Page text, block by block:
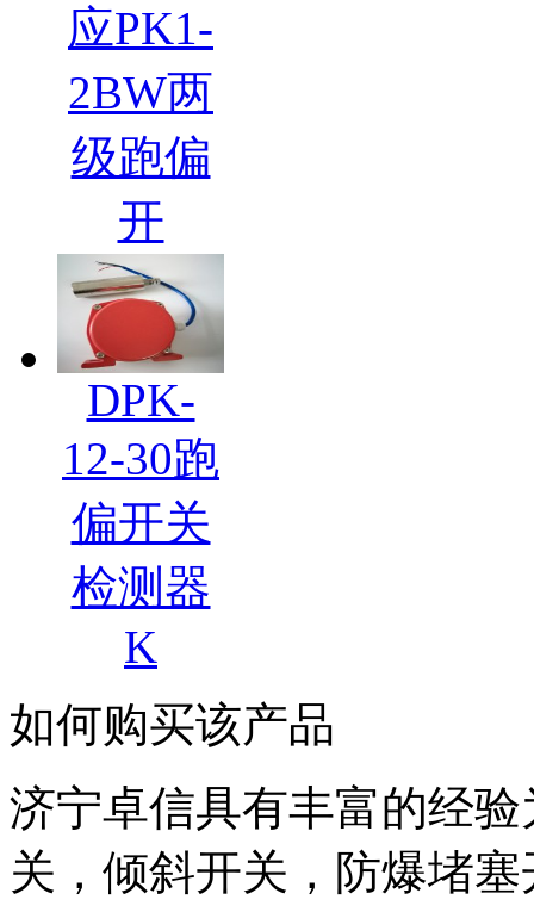
应PK1-
2BW两
级跑偏
开
DPK-
12-30跑
偏开关
检测器
K
如何购买该产品
济宁卓信具有丰富的经
关，倾斜开关，防爆堵